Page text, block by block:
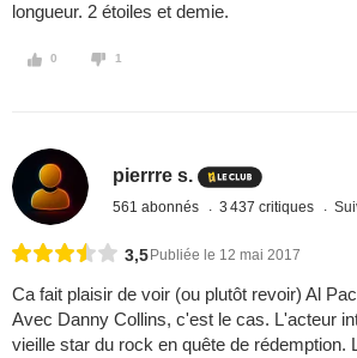
longueur. 2 étoiles et demie.
0 1
pierrre s.
561 abonnés 3 437 critiques
3,5 Publiée le 12 mai 2017
Ca fait plaisir de voir (ou plutôt revoir) Al
Avec Danny Collins, c'est le cas. L'acteur
vieille star du rock en quête de rédemption.